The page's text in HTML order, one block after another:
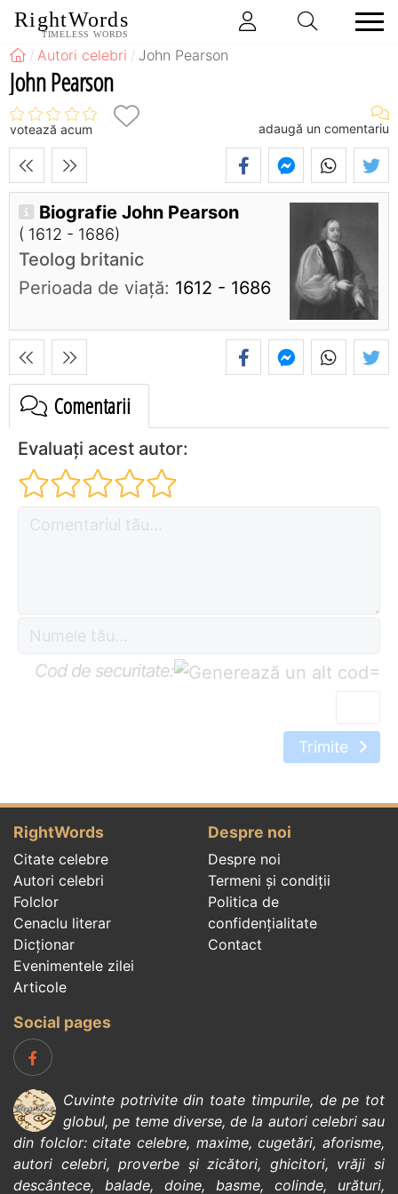
RightWords
TIMELESS WORDS
Autori celebri John Pearson
John Pearson
votează acum adaugă un comentariu
Biografie John Pearson
( 1612 - 1686)
Teolog britanic
Perioada de viaţă: 1612 - 1686
Comentarii
Evaluați acest autor:
Cod de securitate: =
Trimite
RightWords
Citate celebre
Autori celebri
Folclor
Cenaclu literar
Dicționar
Evenimentele zilei
Articole
Despre noi
Despre noi
Termeni și condiții
Politica de
confidenţialitate
Contact
Social pages
Cuvinte potrivite din toate timpurile, de pe tot
globul, pe teme diverse, de la autori celebrisau
din folclor:citate celebre, maxime,cugetări,aforisme,
autori celebri,proverbe și zicători, ghicitori, vrăji si
descântece, balade, doine, basme, colinde, urături,